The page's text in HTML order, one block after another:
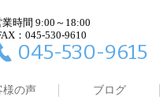
業時間 9:00～18:00
：045-530-9610
045-530-9615
様の声 ブログ
on line4
themes/064/single.phpon line
on line